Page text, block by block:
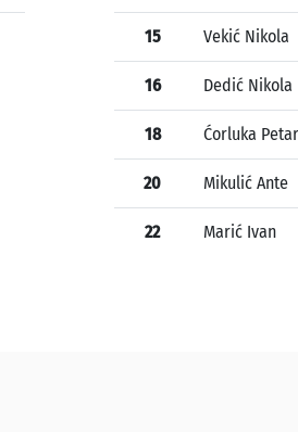
15 Vekić Nikola
16 Dedić Nikola
18 Ćorluka Petar
20 Mikulić Ante
22 Marić Ivan